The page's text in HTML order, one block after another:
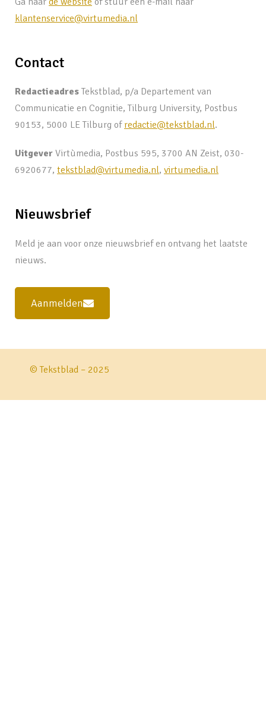
klantenservice@virtumedia.nl
Contact
Redactieadres Tekstblad, p/a Departement van
Communicatie en Cognitie, Tilburg University, Postbus
90153, 5000 LE Tilburg of redactie@tekstblad.nl.
Uitgever Virtùmedia, Postbus 595, 3700 AN Zeist, 030-
6920677, tekstblad@virtumedia.nl, virtumedia.nl
Nieuwsbrief
Meld je aan voor onze nieuwsbrief en ontvang het laatste
nieuws.
Aanmelden
© Tekstblad – 2025